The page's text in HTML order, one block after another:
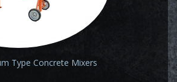
Type Concrete Mixers